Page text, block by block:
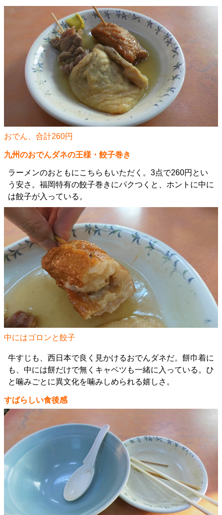
おでん、合計260円
九州のおでんダネの王様・餃子巻き
ラーメンのおともにこちらもいただく。3点で260円とい
う安さ。福岡特有の餃子巻きにパクつくと、ホントに中に
は餃子が入っている。
中にはゴロンと餃子
牛すじも、西日本で良く見かけるおでんダネだ。餅巾着に
も、中には餅だけで無くキャベツも一緒に入っている。ひ
と噛みごとに異文化を噛みしめられる嬉しさ。
すばらしい食後感